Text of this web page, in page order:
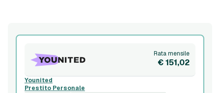
Rata mensile
€ 151,02
Younited
Prestito Personale